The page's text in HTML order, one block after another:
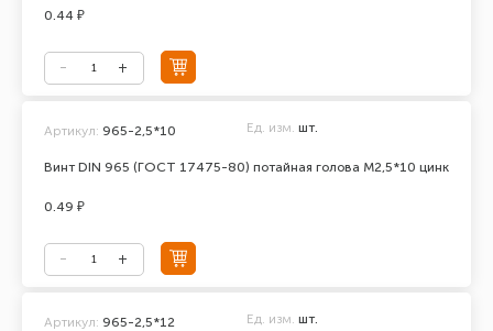
0.44 ₽
Винт DIN 965 (ГОСТ 17475-80) потайная голова М2,5*10 цинк
Артикул: 965-2,5*10 Ед. изм. шт.
0.49 ₽
Артикул: 965-2,5*12 Ед. изм. шт.